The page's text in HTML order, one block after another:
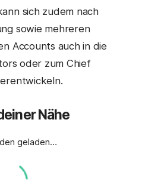
sich zudem nach
sowie mehreren
Accounts auch in die
oder zum Chief
Nähe
geladen…